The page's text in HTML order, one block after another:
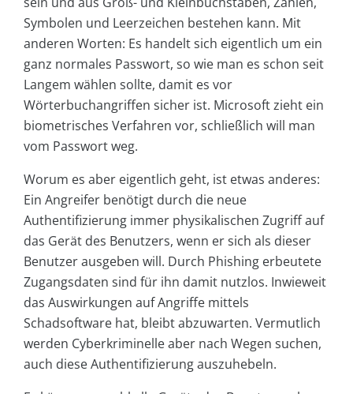
Symbolen und Leerzeichen bestehen kann. Mit
anderen Worten: Es handelt sich eigentlich um ein
ganz normales Passwort, so wie man es schon seit
Langem wählen sollte, damit es vor
Wörterbuchangriffen sicher ist. Microsoft zieht ein
biometrisches Verfahren vor, schließlich will man
vom Passwort weg.
Worum es aber eigentlich geht, ist etwas anderes:
Ein Angreifer benötigt durch die neue
Authentifizierung immer physikalischen Zugriff auf
das Gerät des Benutzers, wenn er sich als dieser
Benutzer ausgeben will. Durch Phishing erbeutete
Zugangsdaten sind für ihn damit nutzlos. Inwieweit
das Auswirkungen auf Angriffe mittels
Schadsoftware hat, bleibt abzuwarten. Vermutlich
werden Cyberkriminelle aber nach Wegen suchen,
auch diese Authentifizierung auszuhebeln.